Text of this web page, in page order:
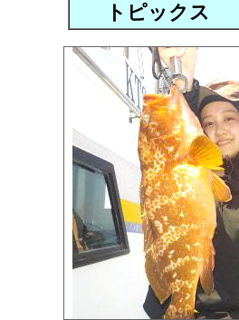
トピックス